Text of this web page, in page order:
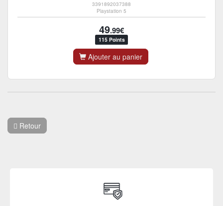
3391892037388
Playstation 5
49.99€
115 Points
Ajouter au panier
Retour